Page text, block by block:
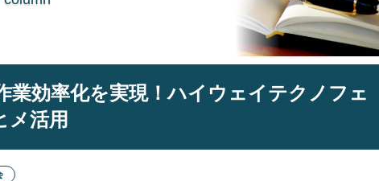
業効率化を実現！ハイウェイテクノフェ
メ活用